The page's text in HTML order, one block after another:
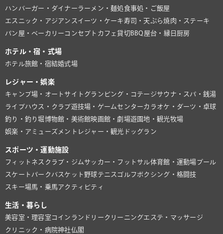
ハンバーガー・ダイナーラーメン・麺処食事処・ご飯屋
エスニック・アジアン スイーツ・ケーキ寿司・天ぷら焼肉・ステーキ
パン屋・ベーカリー コンセプトカフェ貸切BBQ 屋台・縁日 厨房
ホテル・宿・式場
ホテル旅館・宿結婚式場
レジャー・娯楽
キャンプ場・オートサイト グランピング・コテージサウナ・スパ・銭湯
ライブハウス・クラブ遊技場・ゲームセンターカラオケ・ダーツ・卓球
釣り・釣り堀博物館・美術館映画館・劇場遊園地・観光牧場
娯楽・アミューズメント レジャー・観光 ドッグラン
スポーツ・運動施設
フィットネスクラブ・ジム サッカー・フットサル体育館・運動場プール
スケートパーク バスケット 野球テニス ゴルフ ボクシング・格闘技
スキー場馬・乗馬アクティビティ
生活・暮らし
美容室・理容室 コインランドリー クリーニングエステ・マッサージ
クリニック・病院神社仏閣